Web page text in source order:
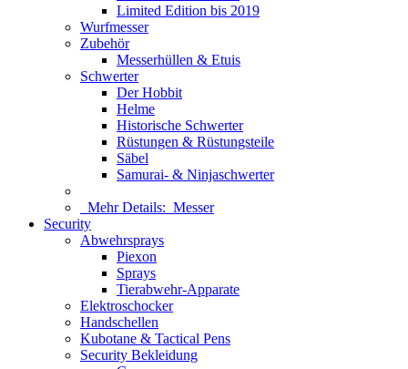
Limited Edition bis 2019
Wurfmesser
Zubehör
Messerhüllen & Etuis
Schwerter
Der Hobbit
Helme
Historische Schwerter
Rüstungen & Rüstungsteile
Säbel
Samurai- & Ninjaschwerter
Mehr Details: Messer
Security
Abwehrsprays
Piexon
Sprays
Tierabwehr-Apparate
Elektroschocker
Handschellen
Kubotane & Tactical Pens
Security Bekleidung